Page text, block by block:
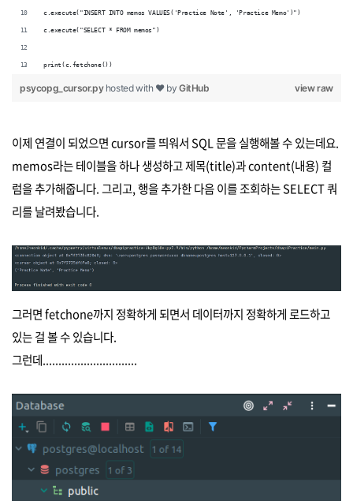
c.execute("INSERT INTO memos VALUES('Practice Note', 'Practice Memo')")
c.execute("SELECT * FROM memos")
print(c.fetchone())
view raw
psycopg_cursor.py hosted with ❤ byGitHub
이제 연결이 되었으면 cursor를 띄워서 SQL 문을 실행해볼 수 있는데요.
memos라는 테이블을 하나 생성하고 제목(title)과 content(내용) 컬
럼을 추가해줍니다. 그리고, 행을 추가한 다음 이를 조회하는 SELECT 쿼
리를 날려봤습니다.
그러면 fetchone까지 정확하게 되면서 데이터까지 정확하게 로드하고
있는 걸 볼 수 있습니다.
그런데..............................